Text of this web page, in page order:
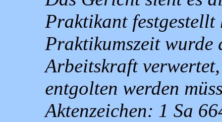
Praktikant
Praktikumszeit wurde
Arbeitskraft
entgolten werden
Aktenzeichen: 1 Sa